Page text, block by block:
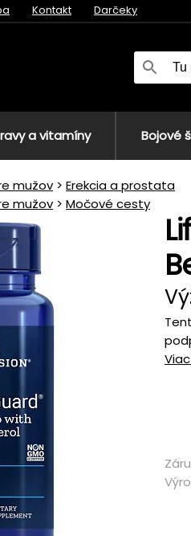
Kontakt Darčeky
a vitamíny Bojové
mužov
Erekcia a prostata
mužov Močové cesty